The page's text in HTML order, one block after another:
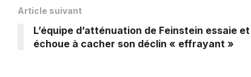
Article suivant
L’équipe d’atténuation de Feinstein essaie et
échoue à cacher son déclin « effrayant »